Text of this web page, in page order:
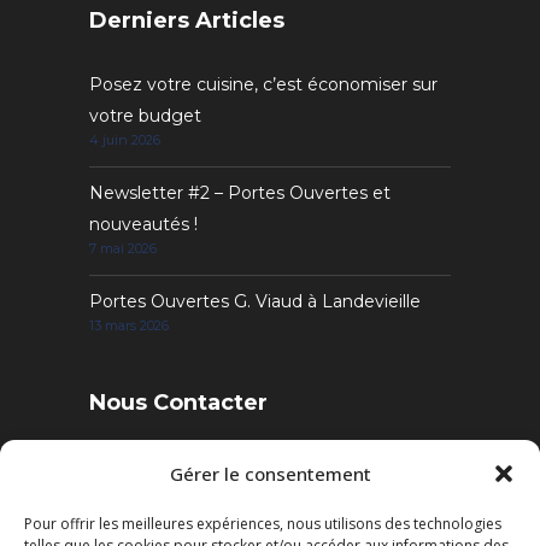
Gérer le consentement
Pour offrir les meilleures expériences, nous utilisons des technologies
Derniers Articles
Posez votre cuisine, c’est économiser sur
votre budget
4 juin 2026
Newsletter #2 – Portes Ouvertes et
nouveautés !
7 mai 2026
Portes Ouvertes G. Viaud à Landevieille
13 mars 2026
Nous Contacter
4 Rue des Sables, 85220 Landevieille
Tél. : 02 51 22 95 52